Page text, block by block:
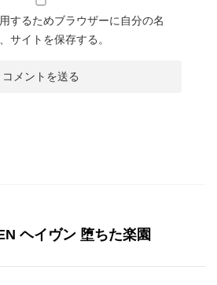
するためブラウザーに自分の名
サイトを保存する。
ヘイヴン 堕ちた楽園